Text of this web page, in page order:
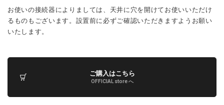
お使いの接続器によりましては、天井に穴を開けてお使いいただけ
るものもございます。設置前に必ずご確認いただきますようお願い
いたします。
ご購入はこちら
OFFICIAL store へ